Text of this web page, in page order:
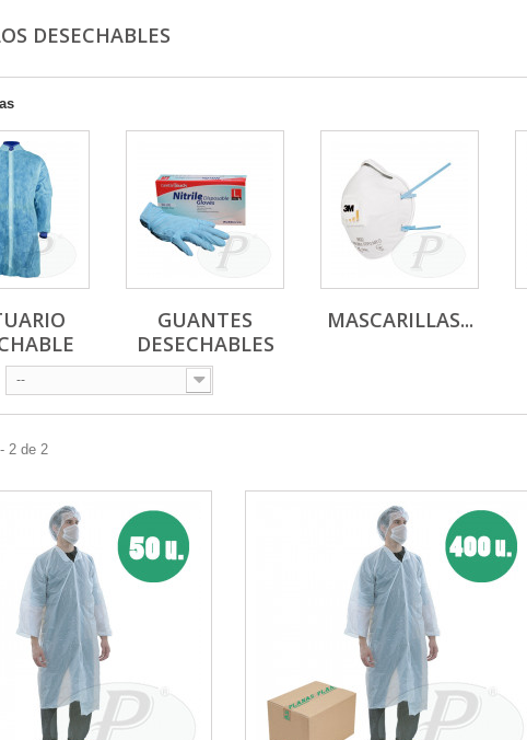
DESECHABLES
GUANTES
DESECHABLES
MASCARILLAS...
--
2 de 2